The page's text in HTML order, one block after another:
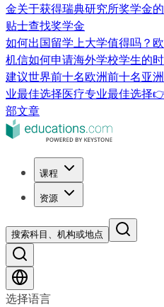
金关于获得瑞典研究所奖学金
贴士查找奖学金
如何出国留学上大学值得吗？
机信如何申请海外学校学生的
建议世界前十名欧洲前十名亚
业最佳选择医疗专业最佳选择
部文章
课程
资源
搜索科目、机构或地点
选择语言